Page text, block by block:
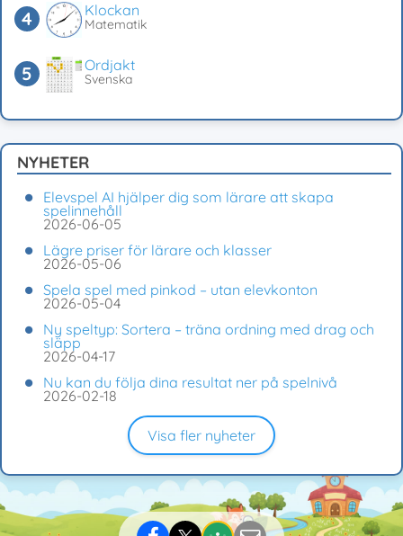
Klockan
Matematik
Ordjakt
Svenska
NYHETER
Elevspel AI hjälper dig som lärare att skapa
spelinnehåll
2026-06-05
Lägre priser för lärare och klasser
2026-05-06
Spela spel med pinkod – utan elevkonton
2026-05-04
Ny speltyp: Sortera – träna ordning med drag och
släpp
2026-04-17
Nu kan du följa dina resultat ner på spelnivå
2026-02-18
Visa fler nyheter